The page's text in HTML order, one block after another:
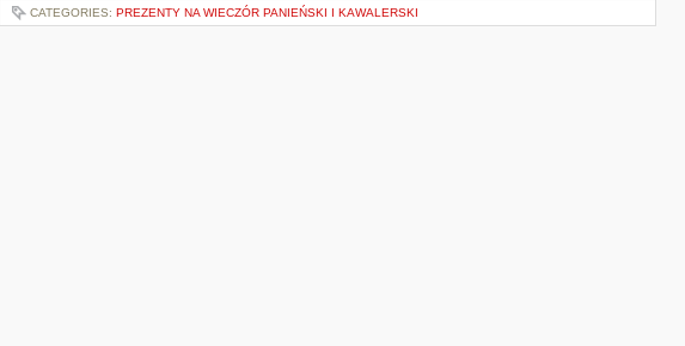
CATEGORIES: PREZENTY NA WIECZÓR PANIEŃSKI I KAWALERSKI